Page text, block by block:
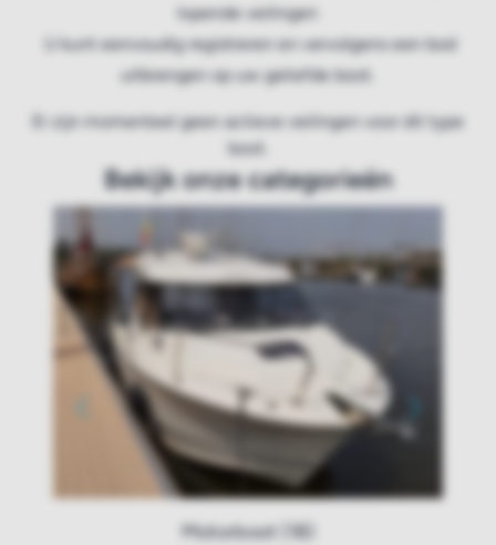
lopende veilingen
U kunt eenvoudig registreren en vervolgens een bod
uitbrengen op uw geliefde boot.
Er zijn momenteel geen actieve veilingen voor dit type
boot.
Bekijk onze categorieën
Motorboot (18)